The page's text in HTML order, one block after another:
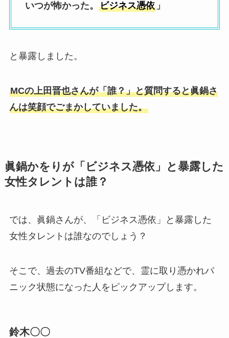
いつが怖かった。 ビジネス憑依」
と暴露しました。
MCの上田晋也さんが「誰？」と質問すると眞鍋さ
んは笑顔でごまかしていました。
眞鍋かをりが「ビジネス憑依」と暴露した
女性タレントは誰？
では、眞鍋さんが、「ビジネス憑依」と暴露した
女性タレントは誰なのでしょう？
そこで、過去のTV番組などで、霊に取り憑かれパ
ニック状態になった人をピックアップします。
鈴木〇〇